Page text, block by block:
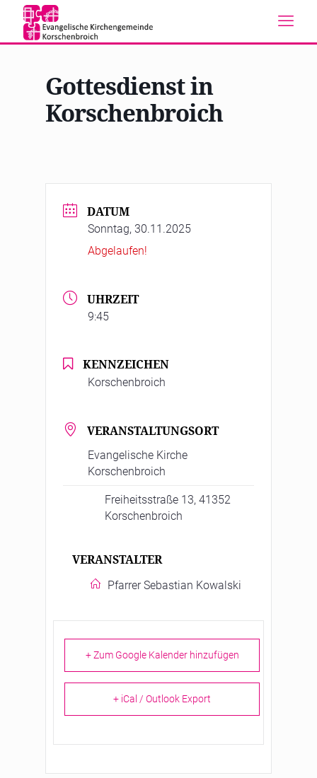
Gottesdienst in
Korschenbroich
DATUM
Sonntag, 30.11.2025
Abgelaufen!
UHRZEIT
9:45
KENNZEICHEN
Korschenbroich
VERANSTALTUNGSORT
Evangelische Kirche
Korschenbroich
Freiheitsstraße 13, 41352
Korschenbroich
VERANSTALTER
Pfarrer Sebastian Kowalski
+ Zum Google Kalender hinzufügen
+ iCal / Outlook Export